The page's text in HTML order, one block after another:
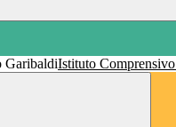
Istituto Comprensivo